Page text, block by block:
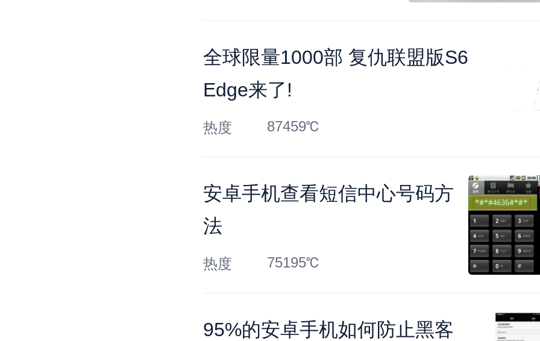
全球限量1000部 复仇联盟版S6
Edge来了!
热度 87459℃
安卓手机查看短信中心号码方
法
热度 75195℃
95%的安卓手机如何防止黑客